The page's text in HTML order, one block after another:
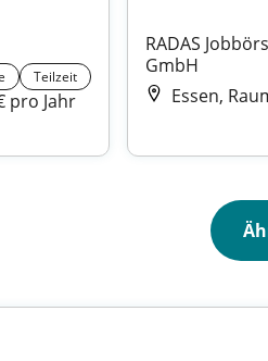
Teilzeit
pro Jahr
RADAS
GmbH
Essen,